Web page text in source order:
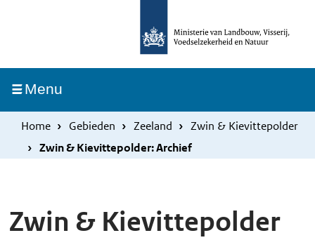
inhoud
gaan
MenuIngeklapt
Home Gebieden Zeeland
Zwin & Kievittepolder
Zwin & Kievittepolder: Archief
Zwin & Kievittepolder